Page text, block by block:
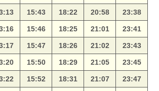
15:43 18:22 20:58 23:38
15:46 18:25 21:01 23:41
15:47 18:26 21:02 23:43
15:50 18:29 21:05 23:45
15:52 18:31 21:07 23:47